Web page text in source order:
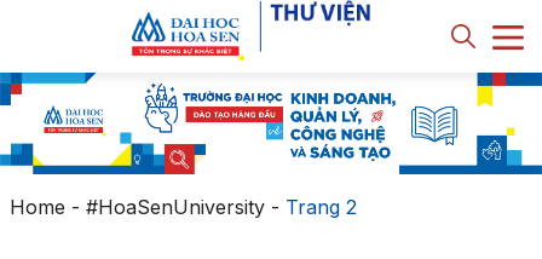
Home - #HoaSenUniversity- Trang 2